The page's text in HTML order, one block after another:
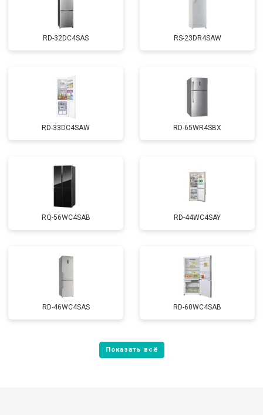
RD-32DC4SAS RS-23DR4SAW
RD-33DC4SAW RD-65WR4SBX
RQ-56WC4SAB RD-44WC4SAY
RD-46WC4SAS RD-60WC4SAB